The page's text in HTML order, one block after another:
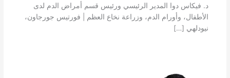
د. فيكاس دوا المدير الرئيسي ورئيس قسم أمراض الدم لدى
الأطفال، وأورام الدم، وزراعة نخاع العظم | فورتيس جورجاون،
نيودلهي […]